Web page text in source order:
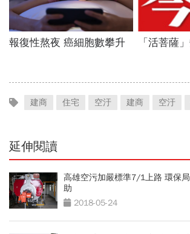
建商 住宅 空汙 建商 空汙
延伸閱讀
高雄空污加嚴標準7/1上路 環保
助
2018-05-24